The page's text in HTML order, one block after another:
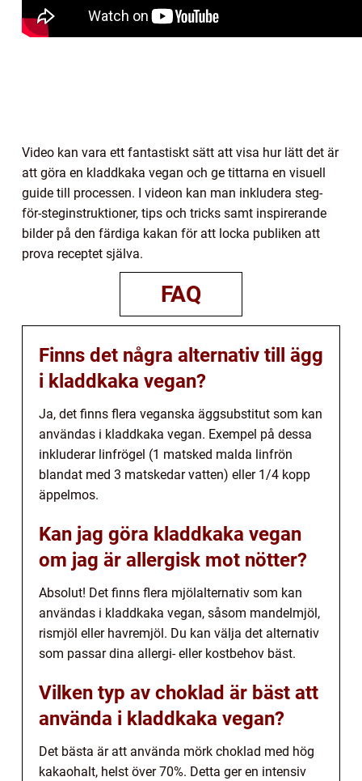
Video kan vara ett fantastiskt sätt att visa hur lätt det är
att göra en kladdkaka vegan och ge tittarna en visuell
guide till processen. I videon kan man inkludera steg-
för-steginstruktioner, tips och tricks samt inspirerande
bilder på den färdiga kakan för att locka publiken att
prova receptet själva.
FAQ
Finns det några alternativ till ägg
i kladdkaka vegan?
Ja, det finns flera veganska äggsubstitut som kan
användas i kladdkaka vegan. Exempel på dessa
inkluderar linfrögel (1 matsked malda linfrön
blandat med 3 matskedar vatten) eller 1/4 kopp
äppelmos.
Kan jag göra kladdkaka vegan
om jag är allergisk mot nötter?
Absolut! Det finns flera mjölalternativ som kan
användas i kladdkaka vegan, såsom mandelmjöl,
rismjöl eller havremjöl. Du kan välja det alternativ
som passar dina allergi- eller kostbehov bäst.
Vilken typ av choklad är bäst att
använda i kladdkaka vegan?
Det bästa är att använda mörk choklad med hög
kakaohalt, helst över 70%. Detta ger en intensiv